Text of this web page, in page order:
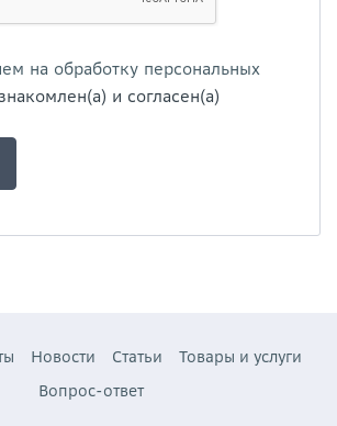
на обработку персональных
и согласен(а)
Новости Статьи
Товары и услуги
Вопрос-ответ